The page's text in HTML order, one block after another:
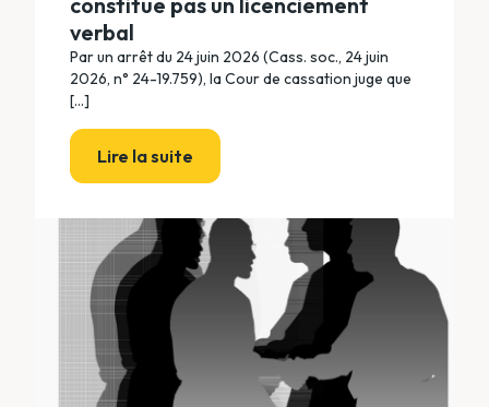
verbal
Par un arrêt du 24 juin 2026 (Cass. soc., 24 juin
2026, n° 24-19.759), la Cour de cassation juge que
[...]
Lire la suite